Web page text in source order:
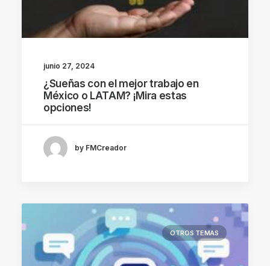
junio 27, 2024
¿Sueñas con el mejor trabajo en
México o LATAM? ¡Mira estas
opciones!
by FMCreador
OTROS TEMAS